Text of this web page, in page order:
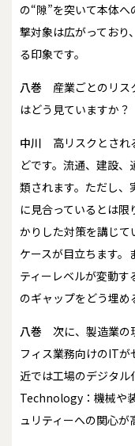
の“隙”を突いて本体
撃対象は広がっており
る印象です。
八巻
産業ごとのリス
はどう見ていますか？
中川
高リスクとされ
どです。流通、建設
類されます。ただし
に見合っているとは
かりした対策を講じ
ケースが目立ちます。
ティーレベルが変動
のギャップをどう埋め
八巻
次に、製造業の
フィス業務向けのIT
近では工場のデジタ
Technology：機械や
ュリティーへの関心が